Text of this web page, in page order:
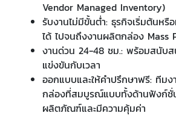
Vendor Managed Inventory)
รับงานไม่มีขั้นต่ำ: ธุรกิจเริ่มต้นห
ได้ ไปจนถึงงานผลิตกล่อง Mass
งานด่วน 24-48 ชม.: พร้อมสนับ
แข่งขันกับเวลา
ออกแบบและให้คำปรึกษาฟรี: ทีมง
กล่องที่สมบูรณ์แบบทั้งด้านฟังก์ชั่
ผลิตภัณฑ์และมีความคุ้มค่า